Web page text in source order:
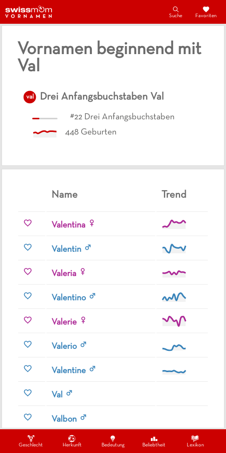
Geschlecht Herkunft Bedeutung Beliebtheit Lexikon
Suche Favoriten
Vornamen beginnend mit
Val
val Drei Anfangsbuchstaben Val
#22 Drei Anfangsbuchstaben
448 Geburten
Name Trend
Valentina
Valentin
Valeria
Valentino
Valerie
Valerio
Valentine
Val
Valbon
Valbona